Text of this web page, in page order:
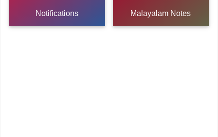
Notifications Malayalam Notes